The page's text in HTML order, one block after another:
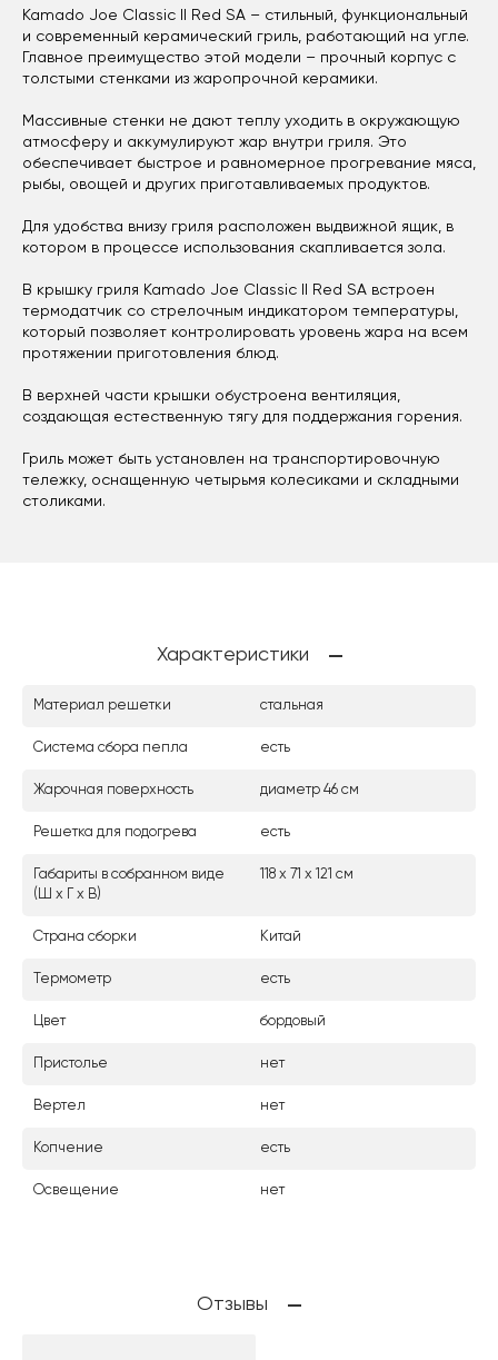
Kamado Joe Classic II Red SA – стильный, функциональный
и современный керамический гриль, работающий на угле.
Главное преимущество этой модели – прочный корпус с
толстыми стенками из жаропрочной керамики.
Массивные стенки не дают теплу уходить в окружающую
атмосферу и аккумулируют жар внутри гриля. Это
обеспечивает быстрое и равномерное прогревание мяса,
рыбы, овощей и других приготавливаемых продуктов.
Для удобства внизу гриля расположен выдвижной ящик, в
котором в процессе использования скапливается зола.
В крышку гриля Kamado Joe Classic II Red SA встроен
термодатчик со стрелочным индикатором температуры,
который позволяет контролировать уровень жара на всем
протяжении приготовления блюд.
В верхней части крышки обустроена вентиляция,
создающая естественную тягу для поддержания горения.
Гриль может быть установлен на транспортировочную
тележку, оснащенную четырьмя колесиками и складными
столиками.
Характеристики
Материал решетки стальная
Система сбора пепла есть
Жарочная поверхность диаметр 46 см
Решетка для подогрева есть
Габариты в собранном виде
(Ш х Г х В)
118 х 71 х 121 см
Страна сборки Китай
Термометр есть
Цвет бордовый
Пристолье нет
Вертел нет
Копчение есть
Освещение нет
Отзывы